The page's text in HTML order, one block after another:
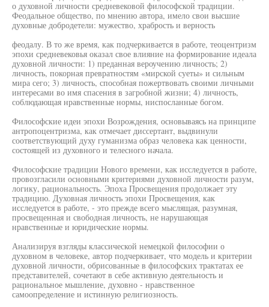
о духовной личности средневековой философской традиции.
Феодальное общество, по мнению автора, имело свои высшие
духовные добродетели: мужество, храбрость и верность
феодалу. В то же время, как подчеркивается в работе, теоцентризм
эпохи средневековья оказал свое влияние на формирование идеала
духовной личности: 1) преданная вероучению личность; 2)
личность, покорная превратностям «мирской суеты» и сильным
мира сего; 3) личность, способная пожертвовать своими личными
интересами во имя спасения в загробной жизни; 4) личность,
соблюдающая нравственные нормы, ниспосланные богом.
Философские идеи эпохи Возрождения, основываясь на принципе
антропоцентризма, как отмечает диссертант, выдвинули
соответствующий духу гуманизма образ человека как ценности,
состоящей из духовного и телесного начала.
Философские традиции Нового времени, как исследуется в работе,
провозгласили основными критериями духовной личности разум,
логику, рациональность. Эпоха Просвещения продолжает эту
традицию. Духовная личность эпохи Просвещения, как
исследуется в работе, - это прежде всего мыслящая, разумная,
просвещенная и свободная личность, не нарушающая
нравственные и юридические нормы.
Анализируя взгляды классической немецкой философии о
духовном в человеке, автор подчеркивает, что модель и критерии
духовной личности, обрисованные в философских трактатах ее
представителей, сочетают в себе активную деятельность и
рациональное мышление, духовно - нравственное
самоопределение и истинную религиозность.